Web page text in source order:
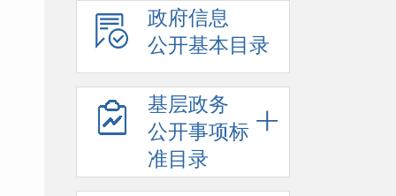
政府信息
公开基本目录
基层政务
公开事项标
准目录